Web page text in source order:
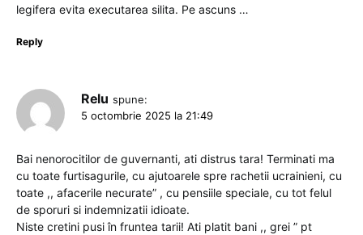
legifera evita executarea silita. Pe ascuns …
Reply
Relu spune:
5 octombrie 2025 la 21:49
Bai nenorocitilor de guvernanti, ati distrus tara! Terminati ma
cu toate furtisagurile, cu ajutoarele spre rachetii ucrainieni, cu
toate ,, afacerile necurate” , cu pensiile speciale, cu tot felul
de sporuri si indemnizatii idioate.
Niste cretini pusi în fruntea tarii! Ati platit bani ,, grei ” pt